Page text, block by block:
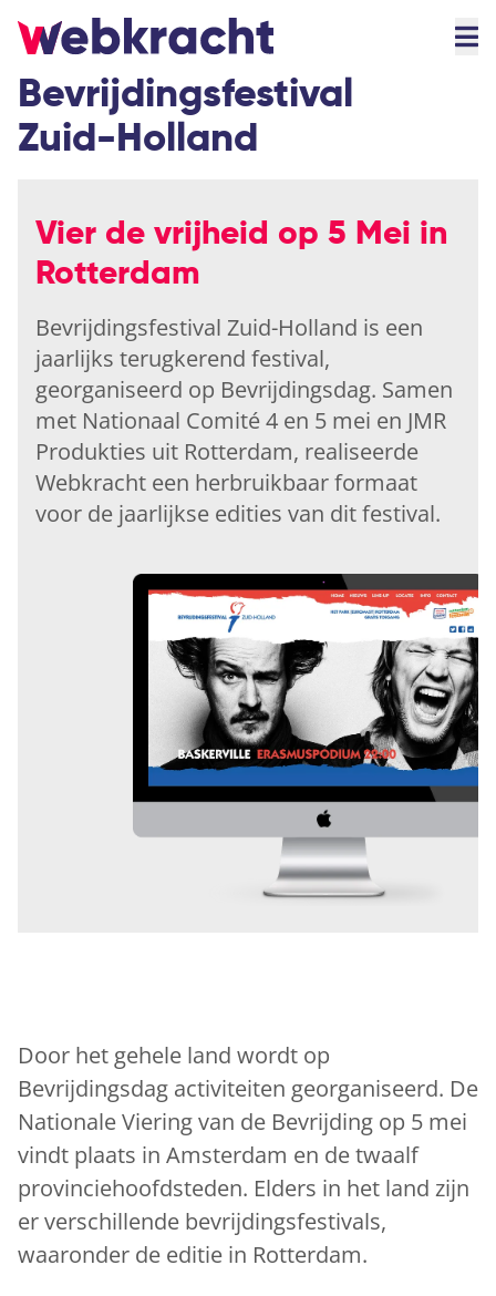
Bevrijdingsfestival
Zuid-Holland
Vier de vrijheid op 5 Mei in
Rotterdam
Bevrijdingsfestival Zuid-Holland is een
jaarlijks terugkerend festival,
georganiseerd op Bevrijdingsdag. Samen
met Nationaal Comité 4 en 5 mei en JMR
Produkties uit Rotterdam, realiseerde
Webkracht een herbruikbaar formaat
voor de jaarlijkse edities van dit festival.
Door het gehele land wordt op
Bevrijdingsdag activiteiten georganiseerd. De
Nationale Viering van de Bevrijding op 5 mei
vindt plaats in Amsterdam en de twaalf
provinciehoofdsteden. Elders in het land zijn
er verschillende bevrijdingsfestivals,
waaronder de editie in Rotterdam.